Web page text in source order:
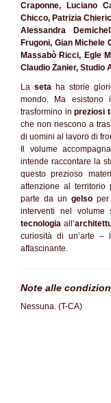
Craponne, Luciano
Chicco, Patrizia
Alessandra
Frugoni, Gian Michele
Massabò Ricci, Egle
Claudio Zanier, Studio
La setaha storie
mondo. Ma
trasformino inpreziosi
che non riescono a
di uomini al lavoro di
Il volume
intende raccontare la
questo prezioso
attenzione al territorio
parte da un gelsoper
interventi nel volume
tecnologia all’
curiosità di un’arte –
affascinante.
Note alle
Nessuna. (T-CA)